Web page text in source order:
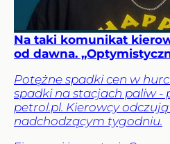
Na taki komunikat
od dawna.
Potężne spadki cen w
spadki na stacjach paliw -
petrol.pl. Kierowcy
nadchodzącym tygodniu.